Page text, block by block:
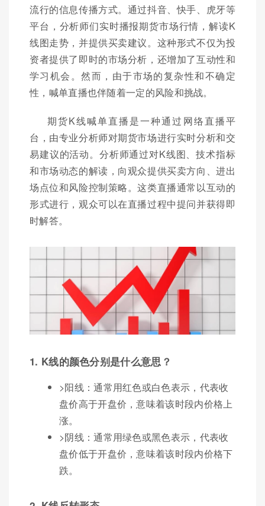
流行的信息传播方式。通过抖音、快手、虎牙等
平台，分析师们实时播报期货市场行情，解读K
线图走势，并提供买卖建议。这种形式不仅为投
资者提供了即时的市场分析，还增加了互动性和
学习机会。然而，由于市场的复杂性和不确定
性，喊单直播也伴随着一定的风险和挑战。
期货K线喊单直播是一种通过网络直播平
台，由专业分析师对期货市场进行实时分析和交
易建议的活动。分析师通过对K线图、技术指标
和市场动态的解读，向观众提供买卖方向、进出
场点位和风险控制策略。这类直播通常以互动的
形式进行，观众可以在直播过程中提问并获得即
时解答。
1. K线的颜色分别是什么意思？
>阳线：通常用红色或白色表示，代表收
盘价高于开盘价，意味着该时段内价格上
涨。
>阴线：通常用绿色或黑色表示，代表收
盘价低于开盘价，意味着该时段内价格下
跌。